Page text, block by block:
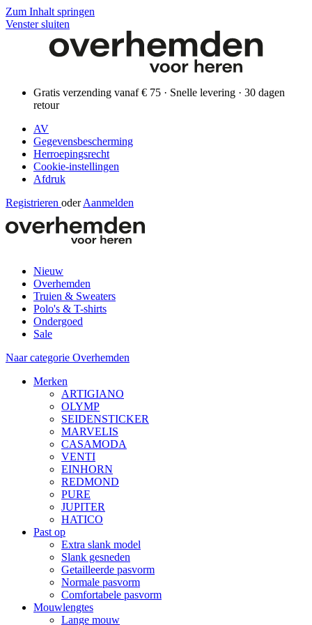
Zum Inhalt springen
Venster sluiten
Gratis verzending vanaf € 75 · Snelle levering · 30 dagen
retour
AV
Gegevensbescherming
Herroepingsrecht
Cookie-instellingen
Afdruk
Registrieren oder Aanmelden
Nieuw
Overhemden
Truien & Sweaters
Polo's & T-shirts
Ondergoed
Sale
Naar categorie Overhemden
Merken
ARTIGIANO
OLYMP
SEIDENSTICKER
MARVELIS
CASAMODA
VENTI
EINHORN
REDMOND
PURE
JUPITER
HATICO
Past op
Extra slank model
Slank gesneden
Getailleerde pasvorm
Normale pasvorm
Comfortabele pasvorm
Mouwlengtes
Lange mouw